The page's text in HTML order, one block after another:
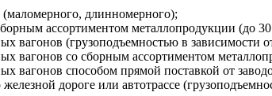
(маломерного, длинномерного);
ассортиментом металлопродукции (до
вагонов (грузоподъемностью в зависимости
вагонов со сборным ассортиментом
вагонов способом прямой поставкой от
дороге или автотрассе